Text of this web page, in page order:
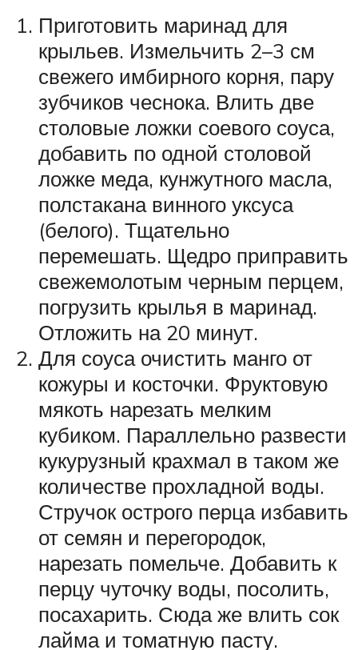
Приготовить маринад для
крыльев. Измельчить 2–3 см
свежего имбирного корня, пару
зубчиков чеснока. Влить две
столовые ложки соевого соуса,
добавить по одной столовой
ложке меда, кунжутного масла,
полстакана винного уксуса
(белого). Тщательно
перемешать. Щедро приправить
свежемолотым черным перцем,
погрузить крылья в маринад.
Отложить на 20 минут.
Для соуса очистить манго от
кожуры и косточки. Фруктовую
мякоть нарезать мелким
кубиком. Параллельно развести
кукурузный крахмал в таком же
количестве прохладной воды.
Стручок острого перца избавить
от семян и перегородок,
нарезать помельче. Добавить к
перцу чуточку воды, посолить,
посахарить. Сюда же влить сок
лайма и томатную пасту.